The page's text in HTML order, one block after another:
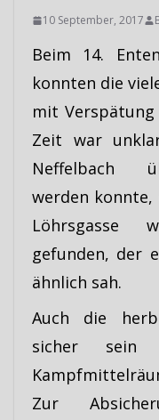
10 September, 2017
Beim 14.
konnten die
mit Verspätung
Zeit war
Neffelbach
werden
Löhrsgasse
gefunden, der
ähnlich sah.
Auch die
sicher sein
Zur